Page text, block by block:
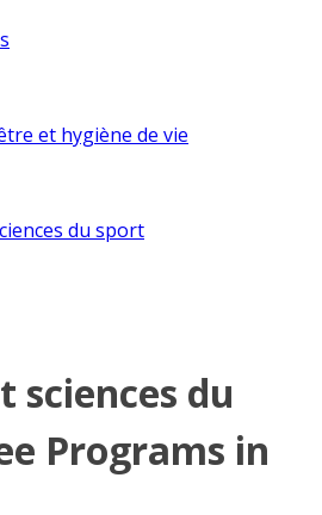
et hygiène de vie
du sport
sciences du
Programs in